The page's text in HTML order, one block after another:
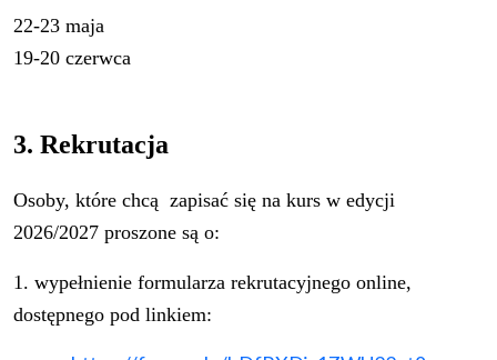
22-23 maja
19-20 czerwca
3. Rekrutacja
Osoby, które chcą zapisać się na kurs w edycji
2026/2027 proszone są o:
1. wypełnienie formularza rekrutacyjnego online,
dostępnego pod linkiem: